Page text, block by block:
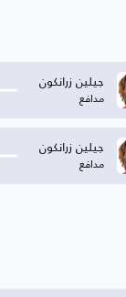
جيلين زرانكون
مدافع
جيلين زرانكون
مدافع